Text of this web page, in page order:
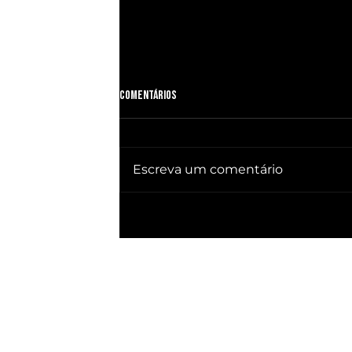
já ganhou PRESIDÊNCIA no BRASIL
Comentários
Escreva um comentário